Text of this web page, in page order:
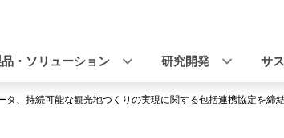
・ソリューション 研究開発 サ
タ、持続可能な観光地づくりの実現に関する包括連携協定を締